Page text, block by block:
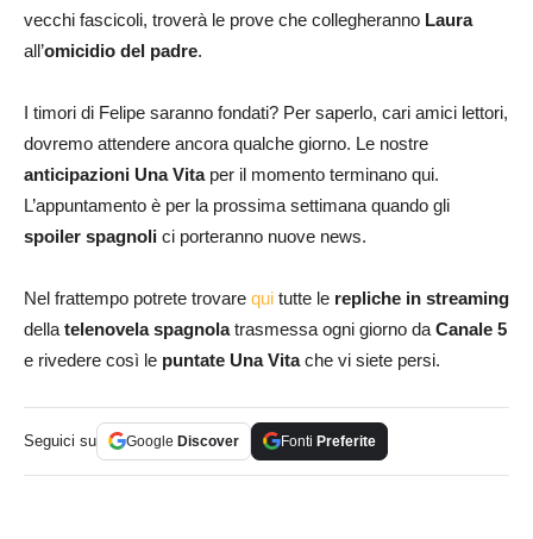
vecchi fascicoli, troverà le prove che collegheranno Laura
all’omicidio del padre.
I timori di Felipe saranno fondati? Per saperlo, cari amici lettori,
dovremo attendere ancora qualche giorno. Le nostre
anticipazioni Una Vitaper il momento terminano qui.
L’appuntamento è per la prossima settimana quando gli
spoiler spagnoli ci porteranno nuove news.
Nel frattempo potrete trovare qui tutte le repliche in streaming
della telenovela spagnolatrasmessa ogni giorno da Canale 5
e rivedere così le puntate Una Vitache vi siete persi.
Seguici su Google Discover Fonti Preferite